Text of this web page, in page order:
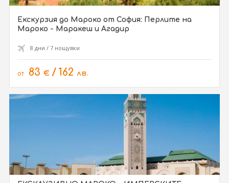
Екскурзия до Мароко от София: Перлите на
Мароко - Маракеш и Агадир
8 дни / 7 нощувки
от 83 € / 162 лв.